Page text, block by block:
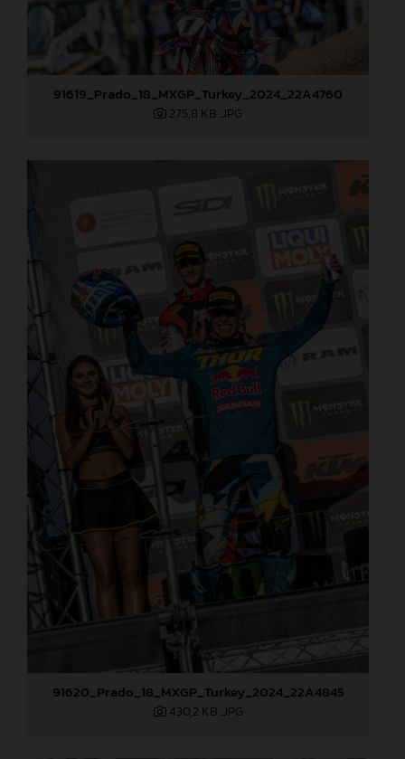
91619_Prado_18_MXGP_Turkey_2024_22A4760
275,8 KB .JPG
91620_Prado_18_MXGP_Turkey_2024_22A4845
430,2 KB .JPG